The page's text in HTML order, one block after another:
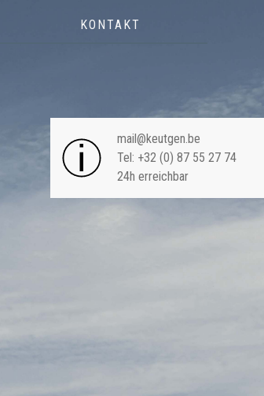
mail@keutgen.be
Tel: +32 (0) 87 55 27 74
24h erreichbar
KONTAKT